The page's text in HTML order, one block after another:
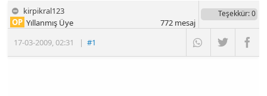
kirpikral123
17-03-2009,02:31 |#1
OP Yıllanmış Üye
Teşekkür: 0
772mesaj